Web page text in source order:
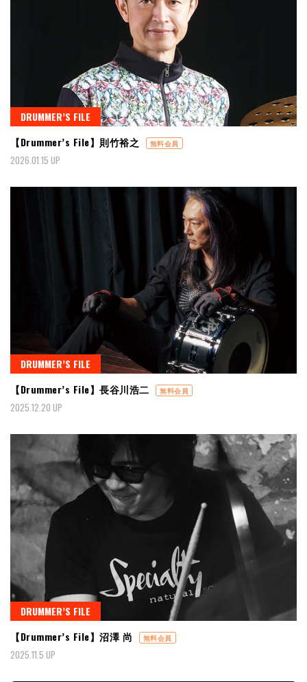
DRUMMER’S FILE
【Drummer’s File】則竹裕之
無料会員
2026.01.15 UP
DRUMMER’S FILE
【Drummer’s File】長谷川浩二
無料会員
2025.12.20 UP
DRUMMER’S FILE
【Drummer’s File】沼澤 尚
無料会員
2025.11.5 UP